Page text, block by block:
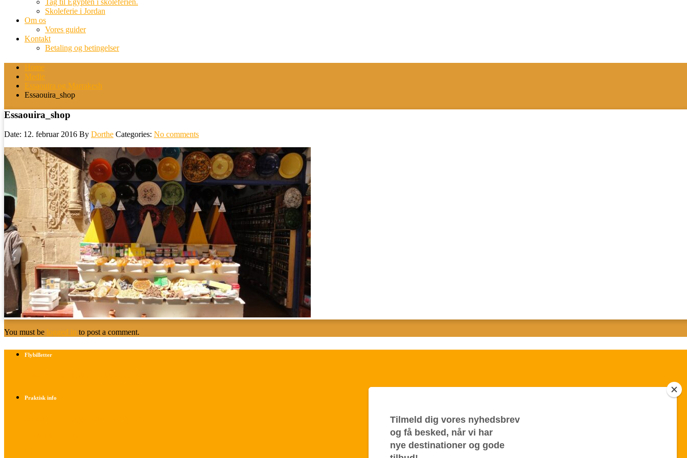
Tag til Egypten i skoleferien.
Skoleferie i Jordan
Om os
Vores guider
Kontakt
Betaling og betingelser
Home
Medie
Essaouira og Marrakesh
Essaouira_shop
Essaouira_shop
Date: 12. februar 2016 By Dorthe Categories: No comments
You must be logged in to post a comment.
Flybilletter
Praktisk info